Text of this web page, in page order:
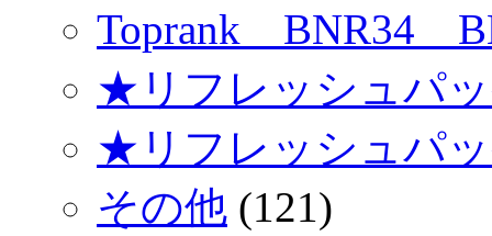
Toprank BNR34
★リフレッシュパ
★リフレッシュパ
その他 (121)